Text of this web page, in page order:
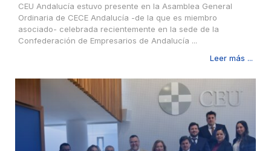
CEU Andalucía estuvo presente en la Asamblea General
Ordinaria de CECE Andalucía -de la que es miembro
asociado- celebrada recientemente en la sede de la
Confederación de Empresarios de Andalucía ...
Leer más ...